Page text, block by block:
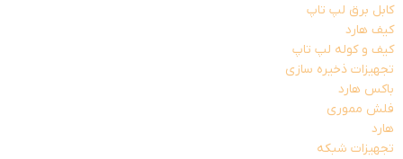
کابل برق لپ تاپ
کیف هارد
کیف و کوله لپ تاپ
تجهیزات ذخیره سازی
باکس هارد
فلش مموری
هارد
تجهیزات شبکه